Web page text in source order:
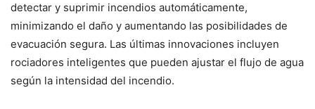
detectar y suprimir incendios automáticamente,
minimizando el daño y aumentando las posibilidades de
evacuación segura. Las últimas innovaciones incluyen
rociadores inteligentes que pueden ajustar el flujo de agua
según la intensidad del incendio.